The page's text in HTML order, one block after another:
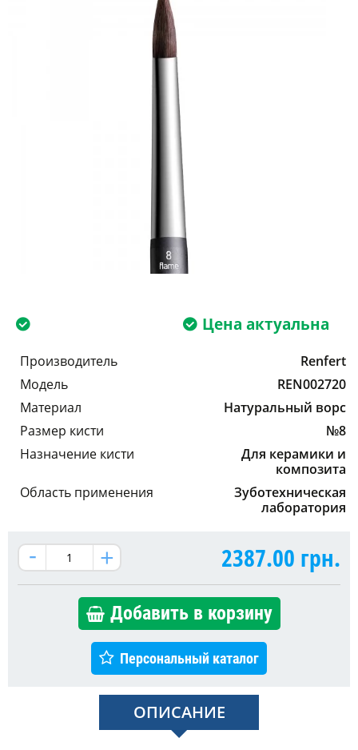
Цена актуальна
Производитель
Renfert
Модель
REN002720
Материал
Натуральный ворс
Размер кисти
№8
Назначение кисти
Для керамики и
композита
Область применения
Зуботехническая
лаборатория
2387.00 грн.
Добавить в корзину
Персональный каталог
ОПИСАНИЕ